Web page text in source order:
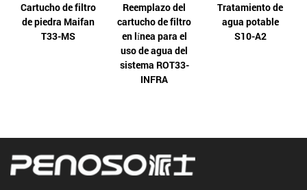
Cartucho de filtro
de piedra Maifan
T33-MS
Reemplazo del
cartucho de filtro
en línea para el
uso de agua del
sistema ROT33-
INFRA
Tratamiento de
agua potable
S10-A2